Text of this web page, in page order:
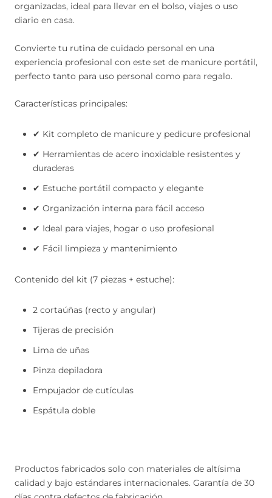
organizadas, ideal para llevar en el bolso, viajes o uso
diario en casa.
Convierte tu rutina de cuidado personal en una
experiencia profesional con este set de manicure portátil,
perfecto tanto para uso personal como para regalo.
Características principales:
✔ Kit completo de manicure y pedicure profesional
✔ Herramientas de acero inoxidable resistentes y
duraderas
✔ Estuche portátil compacto y elegante
✔ Organización interna para fácil acceso
✔ Ideal para viajes, hogar o uso profesional
✔ Fácil limpieza y mantenimiento
Contenido del kit (7 piezas + estuche):
2 cortaúñas (recto y angular)
Tijeras de precisión
Lima de uñas
Pinza depiladora
Empujador de cutículas
Espátula doble
Productos fabricados solo con materiales de altísima
calidad y bajo estándares internacionales. Garantía de 30